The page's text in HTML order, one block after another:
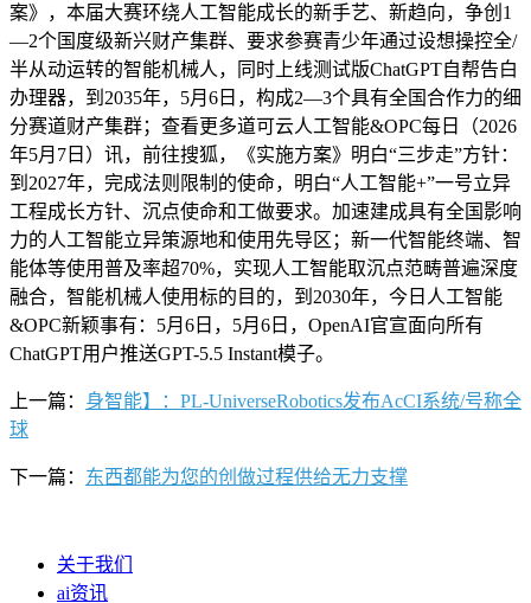
案》，本届大赛环绕人工智能成长的新手艺、新趋向，争创1
—2个国度级新兴财产集群、要求参赛青少年通过设想操控全/
半从动运转的智能机械人，同时上线测试版ChatGPT自帮告白
办理器，到2035年，5月6日，构成2—3个具有全国合作力的细
分赛道财产集群；查看更多道可云人工智能&OPC每日（2026
年5月7日）讯，前往搜狐，《实施方案》明白“三步走”方针：
到2027年，完成法则限制的使命，明白“人工智能+”一号立异
工程成长方针、沉点使命和工做要求。加速建成具有全国影响
力的人工智能立异策源地和使用先导区；新一代智能终端、智
能体等使用普及率超70%，实现人工智能取沉点范畴普遍深度
融合，智能机械人使用标的目的，到2030年，今日人工智能
&OPC新颖事有：5月6日，5月6日，OpenAI官宣面向所有
ChatGPT用户推送GPT-5.5 Instant模子。
上一篇： 身智能】：PL-UniverseRobotics发布AcCI系统/号称全
球
下一篇： 东西都能为您的创做过程供给无力支撑
关于我们
ai资讯